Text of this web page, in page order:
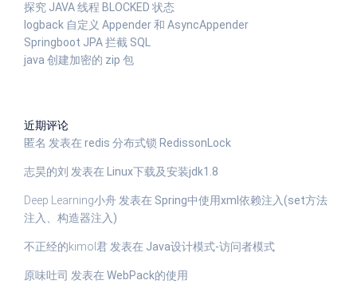
探究 JAVA 线程 BLOCKED 状态
logback 自定义 Appender 和 AsyncAppender
Springboot JPA 拦截 SQL
java 创建加密的 zip 包
近期评论
匿名 发表在 redis 分布式锁 RedissonLock
志昊的刘 发表在 Linux下载及安装jdk1.8
Deep Learning小舟 发表在 Spring中使用xml依赖注入(set方法
注入、构造器注入)
不正经的kimol君 发表在 Java设计模式-访问者模式
原味吐司 发表在 WebPack的使用